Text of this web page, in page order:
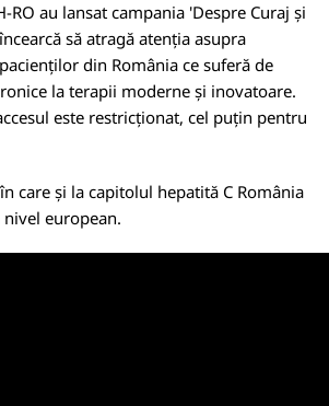
RO au lansat campania 'Despre Curaj și
să atragă atenția asupra
din România ce suferă de
la terapii moderne și inovatoare.
este restricționat, cel puțin pentru
care și la capitolul hepatită C România
european.